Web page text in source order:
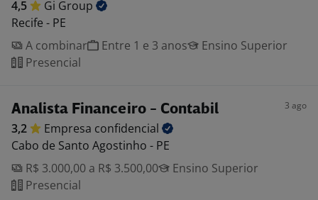
4,5 Gi Group
Recife - PE
A combinar
Entre 1 e 3 anos
Ensino Superior
Presencial
Analista Financeiro - Contabil 3 ago
3,2 Empresa confidencial
Cabo de Santo Agostinho - PE
R$ 3.000,00 a R$ 3.500,00
Ensino Superior
Presencial